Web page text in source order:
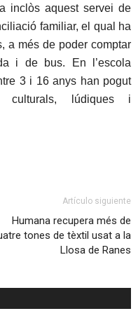
inclòs aquest servei de
familiar, el qual ha
a més de poder comptar
i de bus. En l’escola
3 i 16 anys han pogut
culturals, lúdiques i
Artículo siguiente
Humana recupera més de
tones de tèxtil usat a la
Llosa de Ranes